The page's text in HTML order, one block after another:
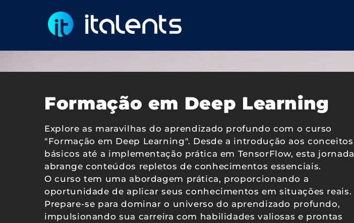
conteúdo
Formação em Deep Learning
Explore as maravilhas do aprendizado profundo com o curso
"Formação em Deep Learning". Desde a introdução aos conceitos
básicos até a implementação prática em TensorFlow, esta jornada
abrange conteúdos repletos de conhecimentos essenciais.
O curso tem uma abordagem prática, proporcionando a
oportunidade de aplicar seus conhecimentos em situações reais.
Prepare-se para dominar o universo do aprendizado profundo,
impulsionando sua carreira com habilidades valiosas e prontas